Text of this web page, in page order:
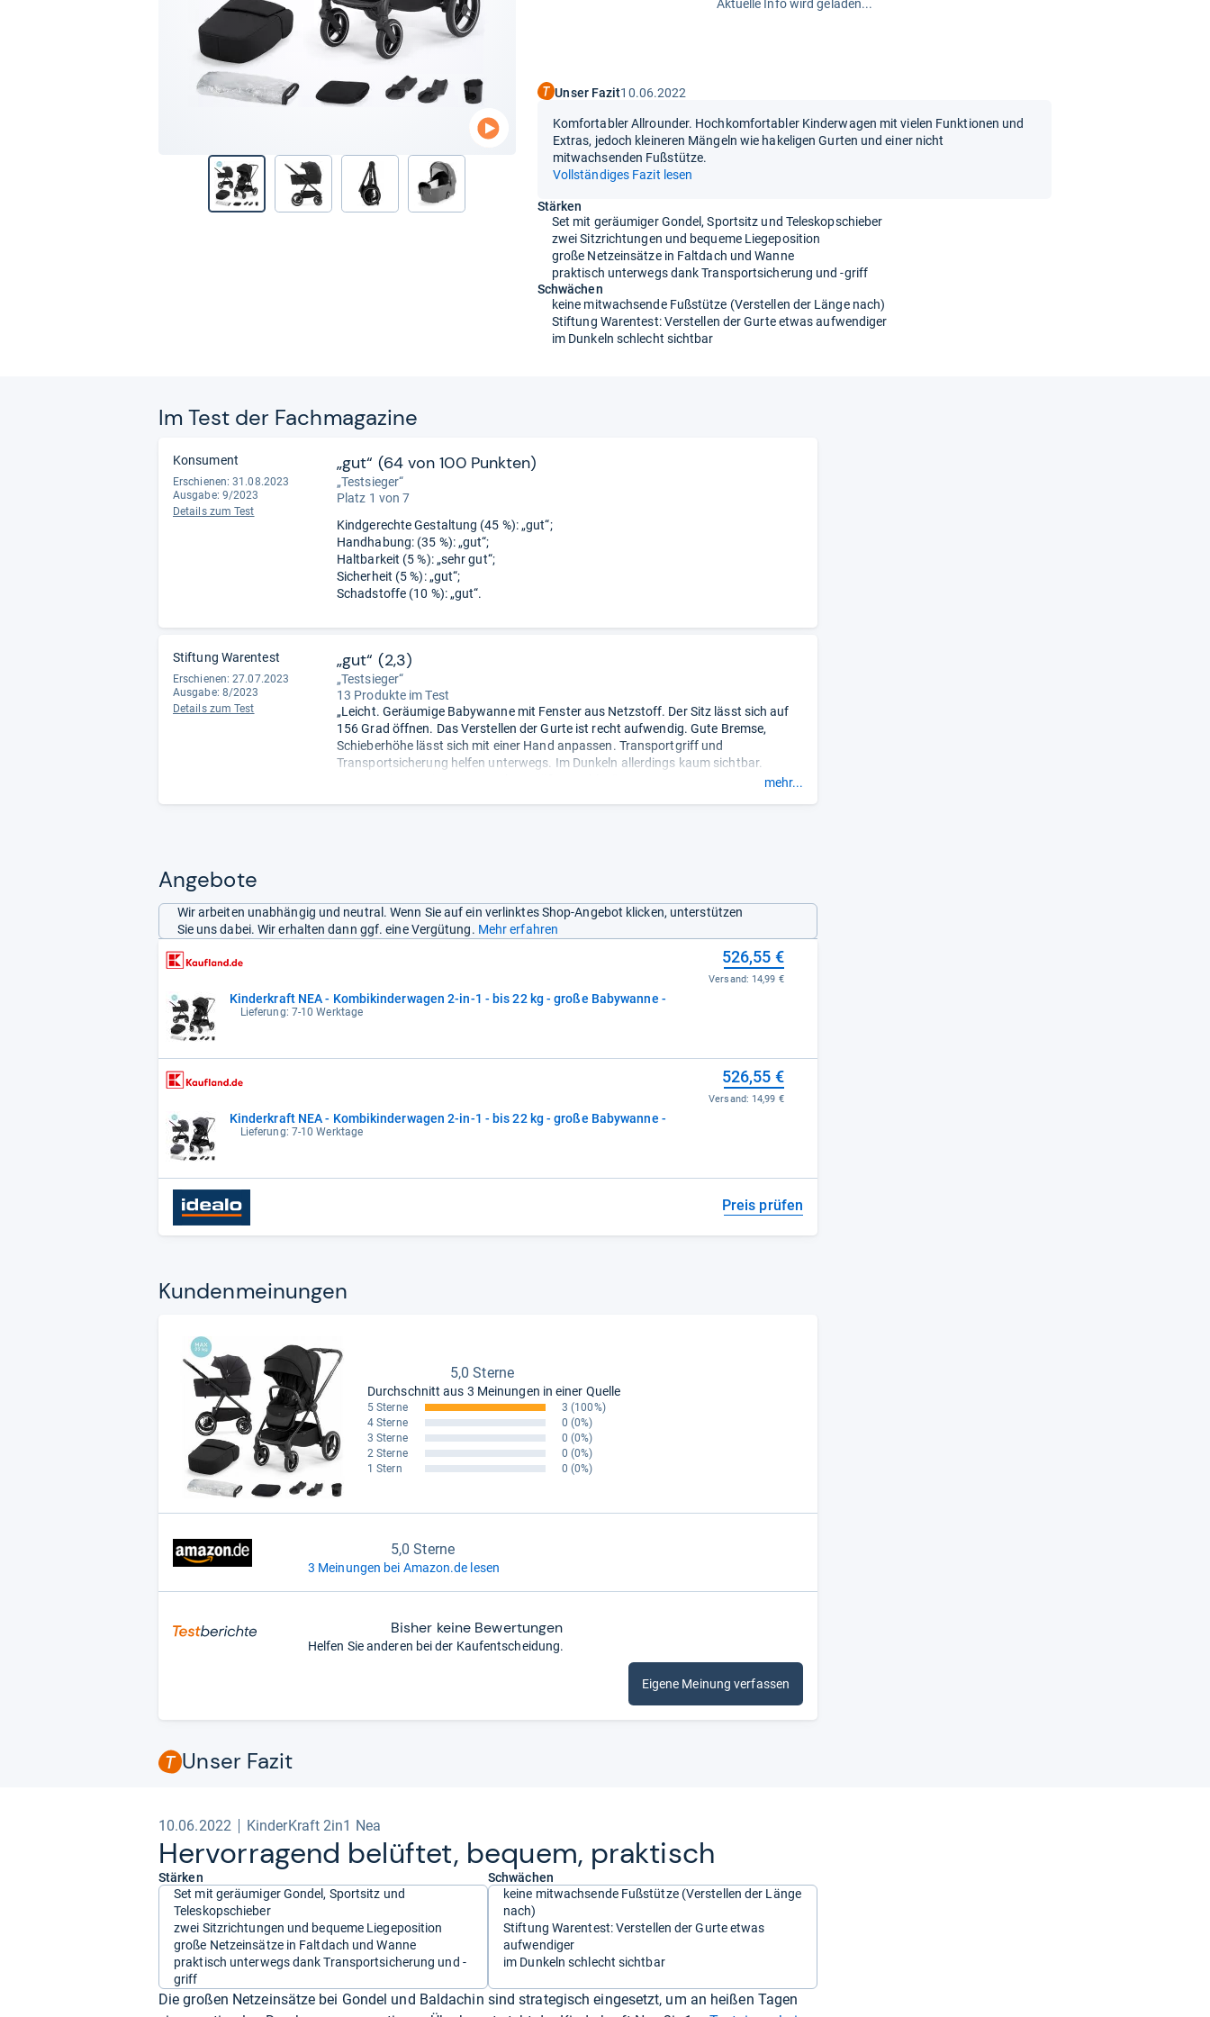
Aktuelle Info wird geladen...
Unser Fazit10.06.2022
Komfortabler Allrounder. Hochkomfortabler Kinderwagen mit vielen Funktionen und
Extras, jedoch kleineren Mängeln wie hakeligen Gurten und einer nicht
mitwachsenden Fußstütze.
Vollständiges Fazit lesen
Stärken
Set mit geräumiger Gondel, Sportsitz und Teleskopschieber
zwei Sitzrichtungen und bequeme Liegeposition
große Netzeinsätze in Faltdach und Wanne
praktisch unterwegs dank Transportsicherung und -griff
Schwächen
keine mitwachsende Fußstütze (Verstellen der Länge nach)
Stiftung Warentest: Verstellen der Gurte etwas aufwendiger
im Dunkeln schlecht sichtbar
Im Test der Fach­ma­ga­zine
Konsument
Erschienen: 31.08.2023
Ausgabe: 9/2023
Details zum Test
„gut“ (64 von 100 Punkten)
„Testsieger“
Platz 1 von 7
Kindgerechte Gestaltung (45 %): „gut“;
Handhabung: (35 %): „gut“;
Haltbarkeit (5 %): „sehr gut“;
Sicherheit (5 %): „gut“;
Schadstoffe (10 %): „gut“.
Stiftung Warentest
Erschienen: 27.07.2023
Ausgabe: 8/2023
Details zum Test
„gut“ (2,3)
„Testsieger“
13 Produkte im Test
„Leicht. Geräumige Babywanne mit Fenster aus Netzstoff. Der Sitz lässt sich auf
156 Grad öffnen. Das Verstellen der Gurte ist recht aufwendig. Gute Bremse,
Schieberhöhe lässt sich mit einer Hand anpassen. Transportgriff und
Transportsicherung helfen unterwegs. Im Dunkeln allerdings kaum sichtbar.
mehr...
Angebote
Wir arbeiten unabhängig und neutral. Wenn Sie auf ein verlinktes Shop-Angebot klicken, unterstützen
Sie uns dabei. Wir erhalten dann ggf. eine Vergütung. Mehr erfahren
Kinderkraft NEA - Kombikinderwagen 2-in-1 - bis 22 kg - große Babywanne -
Lieferung: 7-10 Werktage
526,55 €
Versand: 14,99 €
Kinderkraft NEA - Kombikinderwagen 2-in-1 - bis 22 kg - große Babywanne -
Lieferung: 7-10 Werktage
526,55 €
Versand: 14,99 €
Preis prüfen
Kun­den­mei­nun­gen
5,0 Sterne
Durchschnitt aus 3 Meinungen in einer Quelle
5 Sterne 3 (100%)
4 Sterne
0 (0%)
3 Sterne
0 (0%)
2 Sterne
0 (0%)
1 Stern
0 (0%)
5,0 Sterne
3 Meinungen bei Amazon.de lesen
Bisher keine Bewertungen
Helfen Sie anderen bei der Kaufentscheidung.
Eigene Meinung verfassen
Unser Fazit
10.06.2022 KinderKraft 2in1 Nea
Her­vor­ra­gend belüf­tet, bequem, prak­tisch
Stärken
Set mit geräumiger Gondel, Sportsitz und
Teleskopschieber
zwei Sitzrichtungen und bequeme Liegeposition
große Netzeinsätze in Faltdach und Wanne
praktisch unterwegs dank Transportsicherung und -
griff
Schwächen
keine mitwachsende Fußstütze (Verstellen der Länge
nach)
Stiftung Warentest: Verstellen der Gurte etwas
aufwendiger
im Dunkeln schlecht sichtbar
Die großen Netzeinsätze bei Gondel und Baldachin sind strategisch eingesetzt, um an heißen Tagen